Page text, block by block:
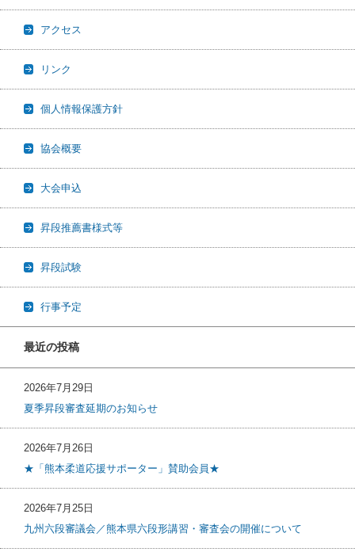
アクセス
リンク
個人情報保護方針
協会概要
大会申込
昇段推薦書様式等
昇段試験
行事予定
最近の投稿
2026年7月29日
夏季昇段審査延期のお知らせ
2026年7月26日
★「熊本柔道応援サポーター」賛助会員★
2026年7月25日
九州六段審議会／熊本県六段形講習・審査会の開催について